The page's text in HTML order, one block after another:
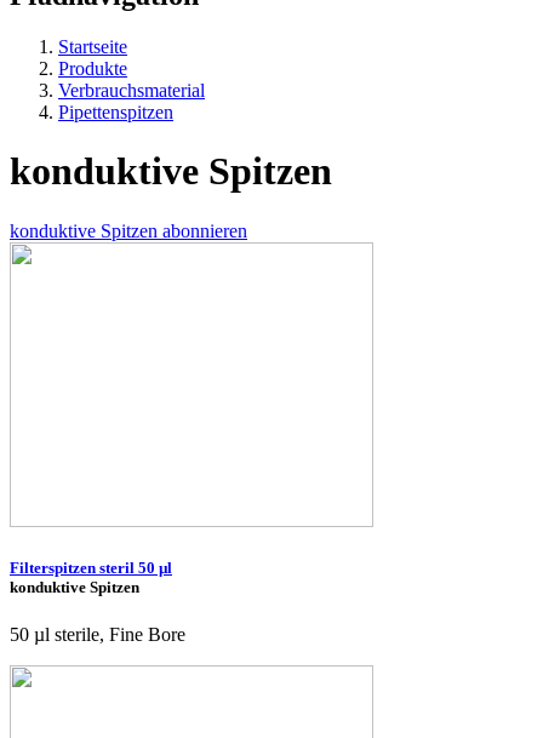
Startseite
Produkte
Verbrauchsmaterial
Pipettenspitzen
konduktive Spitzen
konduktive Spitzen abonnieren
Filterspitzen steril 50 µl
konduktive Spitzen
50 µl sterile, Fine Bore